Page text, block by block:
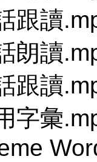
跟讀
朗讀
跟讀
字彙